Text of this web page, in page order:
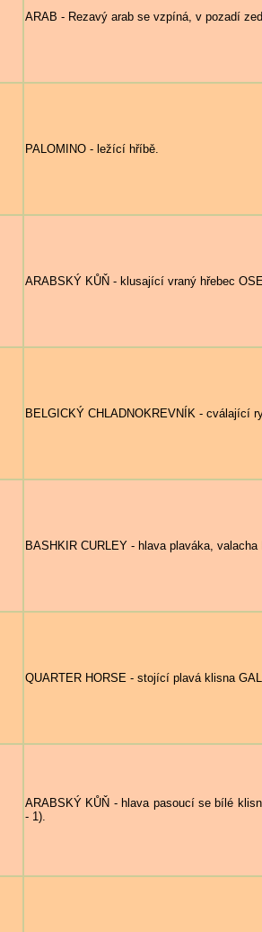
ARAB - Rezavý arab se vzpíná, v pozadí
PALOMINO - ležící hříbě.
ARABSKÝ KŮŇ - klusající vraný hřebec
BELGICKÝ CHLADNOKREVNÍK - cválající
BASHKIR CURLEY - hlava plaváka,
QUARTER HORSE - stojící plavá klisna
ARABSKÝ KŮŇ - hlava pasoucí se bílé
- 1).